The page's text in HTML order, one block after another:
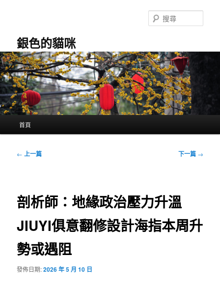
容
銀色的貓咪
尋
首頁
文
← 上一篇 下一篇 →
剖析師：地緣政治壓力升溫
JIUYI俱意翻修設計海指本周升
勢或遇阻
發佈日期:2026 年 5 月 10 日